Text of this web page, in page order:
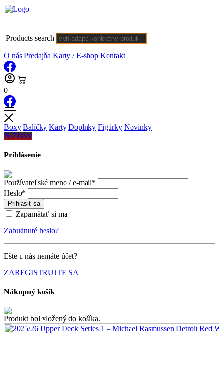
Products search
O nás Predajňa Karty / E-shop Kontakt
0
Boxy Balíčky Karty Doplnky Figúrky Novinky
Zľavy
Prihlásenie
Používateľské meno / e-mail*
Heslo*
Prihlásiť sa
Zapamätať si ma
Zabudnuté heslo?
Ešte u nás nemáte účet?
ZAREGISTRUJTE SA
Nákupný košík
Produkt bol vložený do košíka.